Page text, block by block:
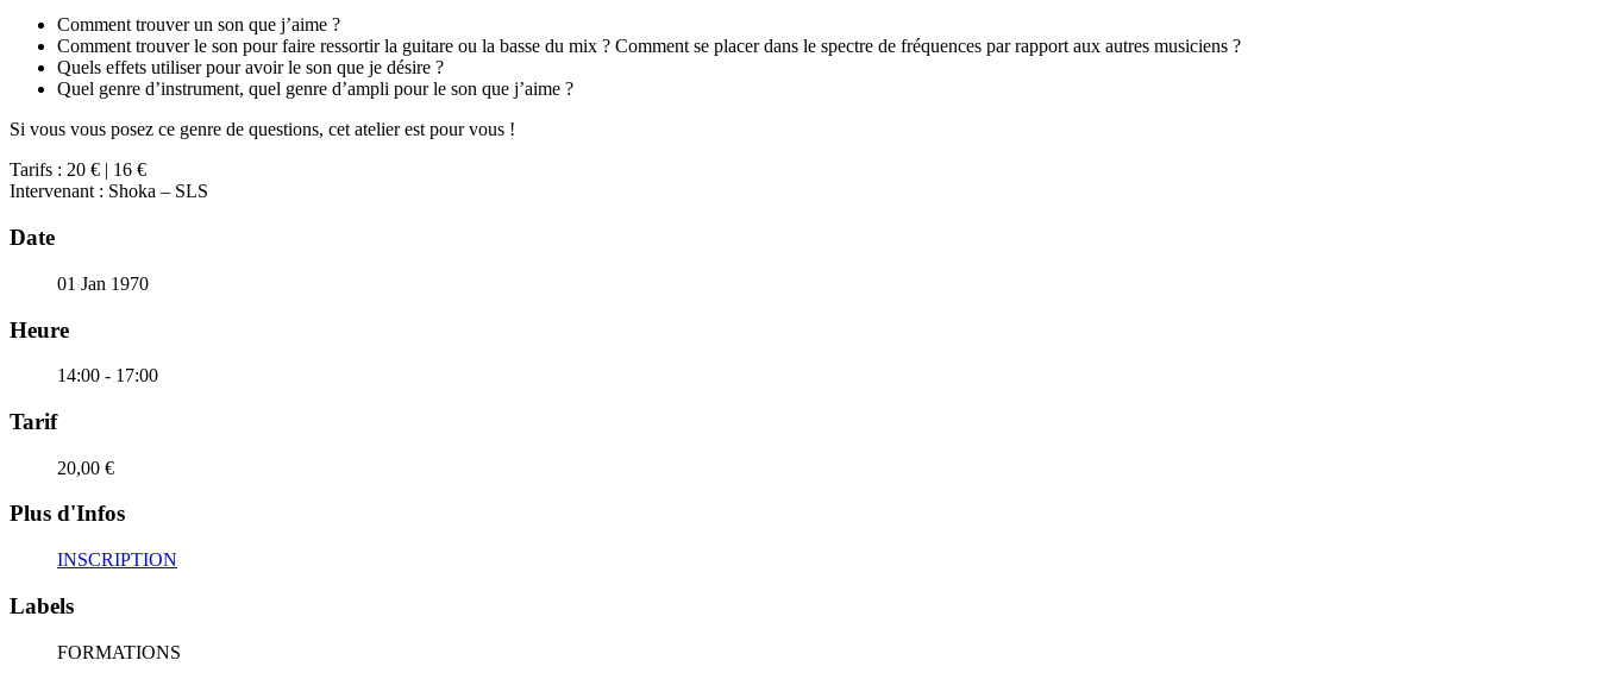
Comment trouver un son que j’aime ?
Comment trouver le son pour faire ressortir la guitare ou la basse du mix ? Comment se placer dans le spectre de fréquences par rapport aux autres musiciens ?
Quels effets utiliser pour avoir le son que je désire ?
Quel genre d’instrument, quel genre d’ampli pour le son que j’aime ?
Si vous vous posez ce genre de questions, cet atelier est pour vous !
Tarifs : 20 € | 16 €
Intervenant : Shoka – SLS
Date
01 Jan 1970
Heure
14:00 - 17:00
Tarif
20,00 €
Plus d'Infos
INSCRIPTION
Labels
FORMATIONS